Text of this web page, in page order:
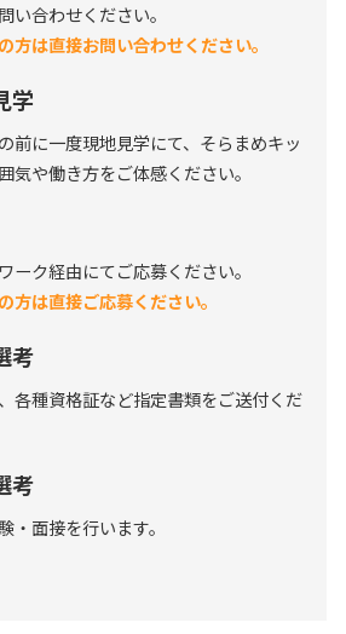
い合わせください。
方は直接お問い合わせください。
学
前に一度現地見学にて、そらまめキッ
気や働き方をご体感ください。
ーク経由にてご応募ください。
方は直接ご応募ください。
考
各種資格証など指定書類をご送付くだ
考
・面接を行います。